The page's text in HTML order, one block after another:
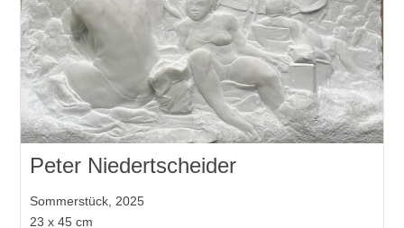
Peter Niedertscheider
Sommerstück, 2025
23 x 45 cm